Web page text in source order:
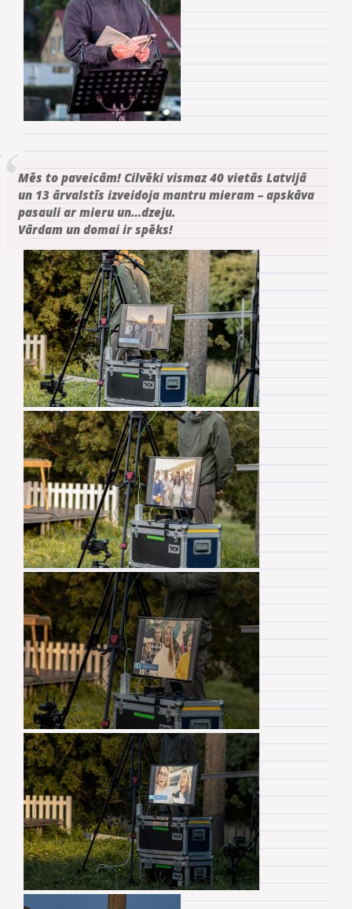
Mēs to paveicām! Cilvēki vismaz 40 vietās Latvijā
un 13 ārvalstīs izveidoja mantru mieram – apskāva
pasauli ar mieru un…dzeju.
Vārdam un domai ir spēks!